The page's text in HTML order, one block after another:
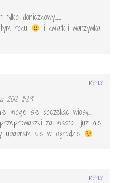
tylko doniczkowy……
roku
i kwiatki,i warzywka
2012 11:29
moge sie doczekac wiosy….
za miasto… juz nie
ubabram sie w ogrodzie
REPLY
REPLY